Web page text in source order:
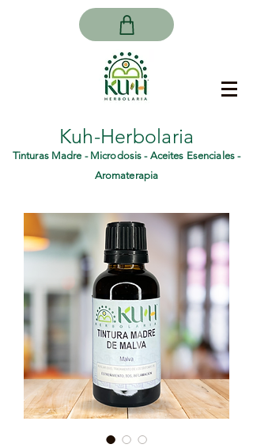
Kuh-Herbolaria
Tinturas Madre - Microdosis - Aceites Esenciales -
Aromaterapia